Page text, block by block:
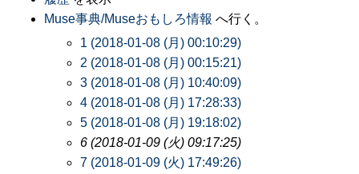
Muse事典/Museおもしろ情報 へ行く。
1 (2018-01-08 (月) 00:10:29)
2 (2018-01-08 (月) 00:15:21)
3 (2018-01-08 (月) 10:40:09)
4 (2018-01-08 (月) 17:28:33)
5 (2018-01-08 (月) 19:18:02)
6 (2018-01-09 (火) 09:17:25)
7 (2018-01-09 (火) 17:49:26)